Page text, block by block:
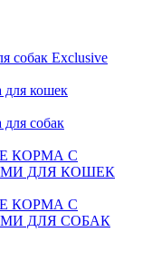
собак Exclusive
для кошек
собак
КОРМА С
ДЛЯ КОШЕК
КОРМА С
ДЛЯ СОБАК